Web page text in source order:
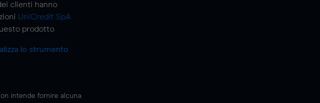
clienti hanno
UniCredit SpA
prodotto
lo strumento
intende fornire alcuna